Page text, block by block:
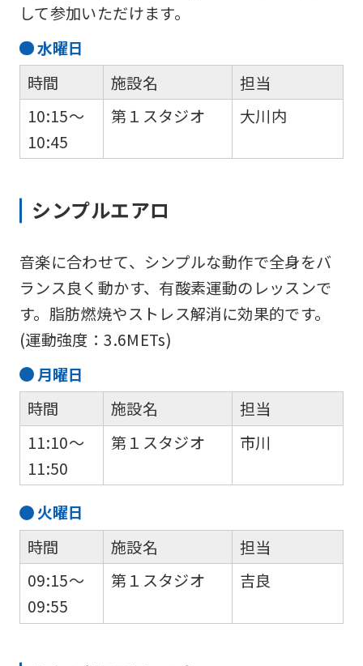
して参加いただけます。
水曜日
時間
10:15～
10:45
施設名
第１スタジオ
担当
大川内
シンプルエアロ
音楽に合わせて、シンプルな動作で全身をバ
ランス良く動かす、有酸素運動のレッスンで
す。脂肪燃焼やストレス解消に効果的です。
(運動強度：3.6METs)
月曜日
時間
11:10～
11:50
施設名
第１スタジオ
担当
市川
火曜日
時間
09:15～
09:55
施設名
第１スタジオ
担当
吉良